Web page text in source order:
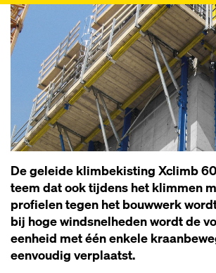
De ge­lei­de klim­be­kis­ting Xclimb
teem dat ook tij­dens het klim­men
pro­fie­len te­gen het bouw­werk
bij ho­ge wind­s­nel­he­den wordt de
een­heid met één en­ke­le
een­vou­dig ver­plaatst.